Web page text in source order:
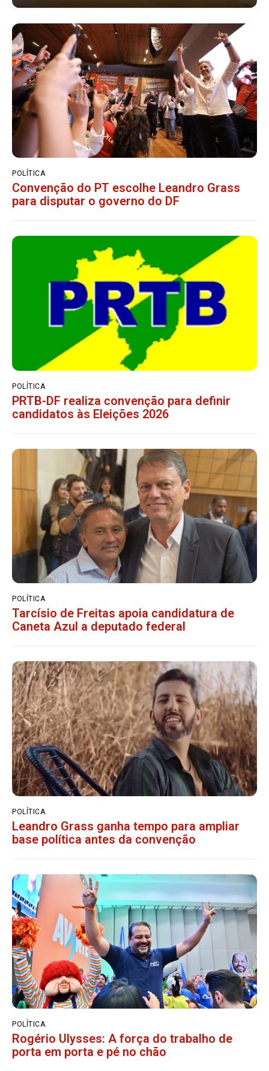
POLÍTICA
Convenção do PT escolhe Leandro Grass
para disputar o governo do DF
POLÍTICA
PRTB-DF realiza convenção para definir
candidatos às Eleições 2026
POLÍTICA
Tarcísio de Freitas apoia candidatura de
Caneta Azul a deputado federal
POLÍTICA
Leandro Grass ganha tempo para ampliar
base política antes da convenção
POLÍTICA
Rogério Ulysses: A força do trabalho de
porta em porta e pé no chão